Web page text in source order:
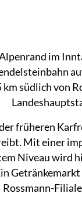
im
südlich von
früheren
Mit einer
Niveau wird
Rossmann-